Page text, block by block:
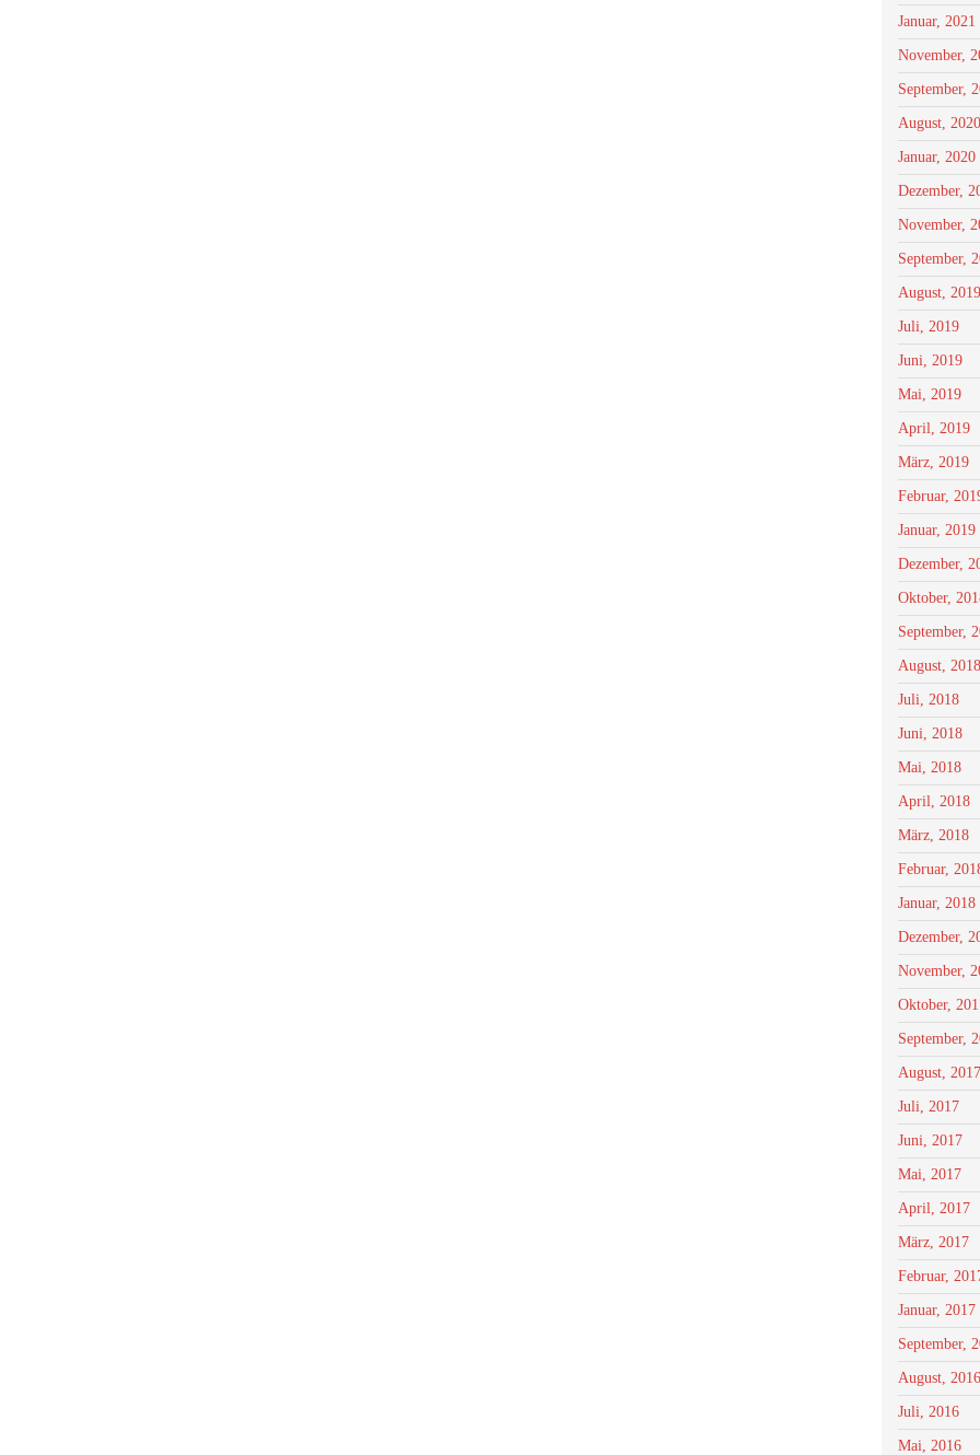
Januar, 2021
November,
September,
August, 2020
Januar, 2020
Dezember,
November,
September,
August, 2019
Juli, 2019
Juni, 2019
Mai, 2019
April, 2019
März, 2019
Februar,
Januar, 2019
Dezember,
Oktober,
September,
August, 2018
Juli, 2018
Juni, 2018
Mai, 2018
April, 2018
März, 2018
Februar,
Januar, 2018
Dezember,
November,
Oktober,
September,
August, 2017
Juli, 2017
Juni, 2017
Mai, 2017
April, 2017
März, 2017
Februar,
Januar, 2017
September,
August, 2016
Juli, 2016
Mai, 2016